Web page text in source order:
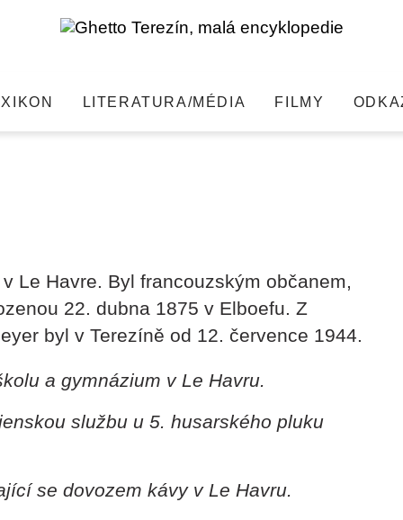
LITERATURA/MÉDIA FILMY
Le Havre. Byl francouzským občanem,
22. dubna 1875 v Elboefu. Z
byl v Terezíně od 12. července 1944.
a gymnázium v Le Havru.
službu u 5. husarského pluku
se dovozem kávy v Le Havru.